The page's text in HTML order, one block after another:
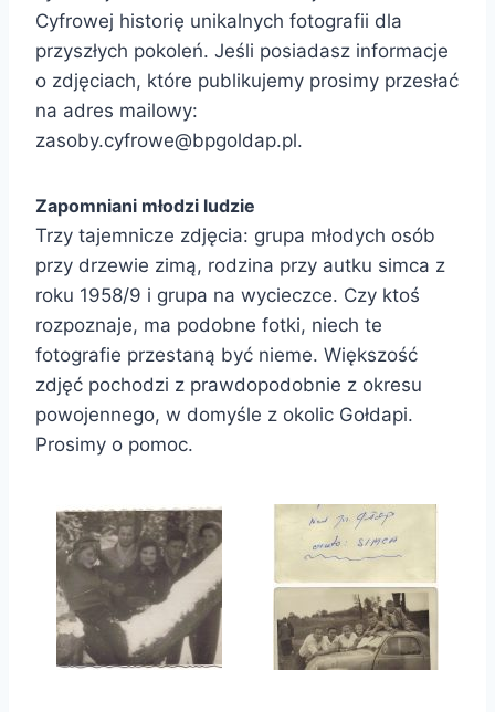
Cyfrowej historię unikalnych fotografii dla
przyszłych pokoleń. Jeśli posiadasz informacje
o zdjęciach, które publikujemy prosimy przesłać
na adres mailowy:
zasoby.cyfrowe@bpgoldap.pl.
Zapomniani młodzi ludzie
Trzy tajemnicze zdjęcia: grupa młodych osób
przy drzewie zimą, rodzina przy autku simca z
roku 1958/9 i grupa na wycieczce. Czy ktoś
rozpoznaje, ma podobne fotki, niech te
fotografie przestaną być nieme. Większość
zdjęć pochodzi z prawdopodobnie z okresu
powojennego, w domyśle z okolic Gołdapi.
Prosimy o pomoc.